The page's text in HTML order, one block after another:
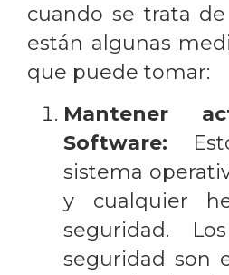
cuando se trata
están algunas
que puede tomar:
Mantener
Software:
sistema
y cualquier
seguridad.
seguridad son